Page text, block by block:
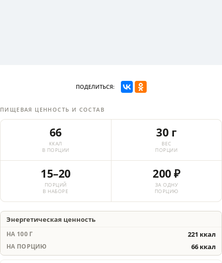
ПОДЕЛИТЬСЯ:
ПИЩЕВАЯ ЦЕННОСТЬ И СОСТАВ
66
ККАЛ
В ПОРЦИИ
30 г
ВЕС
ПОРЦИИ
15–20
ПОРЦИЙ
В НАБОРЕ
200 ₽
ЗА ОДНУ
ПОРЦИЮ
Энергетическая ценность
221 ккал
66 ккал